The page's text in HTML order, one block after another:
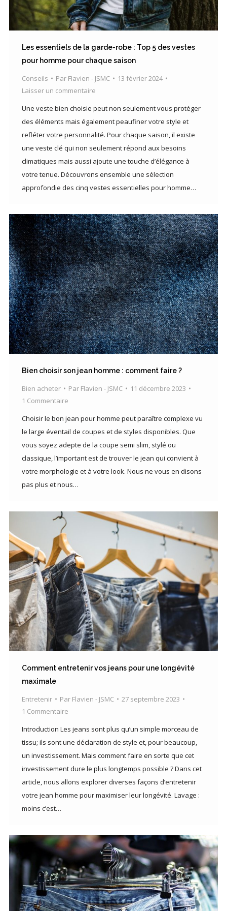
Les essentiels de la garde-robe : Top 5 des vestes
pour homme pour chaque saison
Conseils Par Flavien - JSMC
13 février 2024
Laisser un commentaire
Une veste bien choisie peut non seulement vous protéger
des éléments mais également peaufiner votre style et
refléter votre personnalité. Pour chaque saison, il existe
une veste clé qui non seulement répond aux besoins
climatiques mais aussi ajoute une touche d’élégance à
votre tenue. Découvrons ensemble une sélection
approfondie des cinq vestes essentielles pour homme…
Bien choisir son jean homme : comment faire ?
Bien acheter Par Flavien - JSMC
11 décembre 2023
1 Commentaire
Choisir le bon jean pour homme peut paraître complexe vu
le large éventail de coupes et de styles disponibles. Que
vous soyez adepte de la coupe semi slim, stylé ou
classique, l’important est de trouver le jean qui convient à
votre morphologie et à votre look. Nous ne vous en disons
pas plus et nous…
Comment entretenir vos jeans pour une longévité
maximale
Entretenir Par Flavien - JSMC
27 septembre 2023
1 Commentaire
Introduction Les jeans sont plus qu’un simple morceau de
tissu; ils sont une déclaration de style et, pour beaucoup,
un investissement. Mais comment faire en sorte que cet
investissement dure le plus longtemps possible ? Dans cet
article, nous allons explorer diverses façons d’entretenir
votre jean homme pour maximiser leur longévité. Lavage :
moins c’est…